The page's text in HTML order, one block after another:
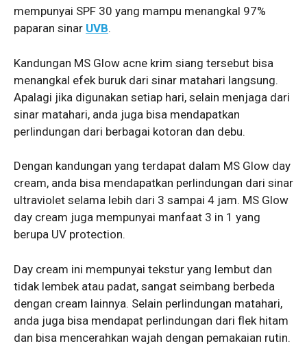
mempunyai SPF 30 yang mampu menangkal 97%
paparan sinar UVB.
Kandungan MS Glow acne krim siang tersebut bisa
menangkal efek buruk dari sinar matahari langsung.
Apalagi jika digunakan setiap hari, selain menjaga dari
sinar matahari, anda juga bisa mendapatkan
perlindungan dari berbagai kotoran dan debu.
Dengan kandungan yang terdapat dalam MS Glow day
cream, anda bisa mendapatkan perlindungan dari sinar
ultraviolet selama lebih dari 3 sampai 4 jam. MS Glow
day cream juga mempunyai manfaat 3 in 1 yang
berupa UV protection.
Day cream ini mempunyai tekstur yang lembut dan
tidak lembek atau padat, sangat seimbang berbeda
dengan cream lainnya. Selain perlindungan matahari,
anda juga bisa mendapat perlindungan dari flek hitam
dan bisa mencerahkan wajah dengan pemakaian rutin.